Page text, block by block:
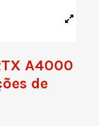
A4000
de